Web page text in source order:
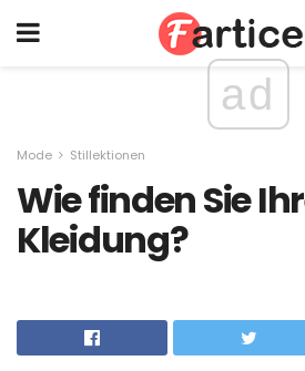
ad
Mode Stillektionen
Wie finden Sie
Kleidung?